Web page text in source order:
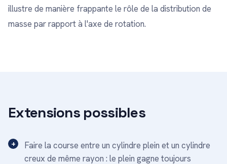
illustre de manière frappante le rôle de la distribution de
masse par rapport à l'axe de rotation.
Extensions possibles
Faire la course entre un cylindre plein et un cylindre
creux de même rayon : le plein gagne toujours